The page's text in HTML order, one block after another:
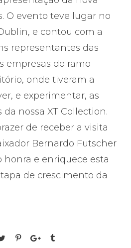
O evento teve lugar no
e contou com a
representantes das
empresas do ramo
onde tiveram a
e experimentar, as
nossa XT Collection.
de receber a visita
Bernardo Futscher
honra e enriquece esta
de crescimento da